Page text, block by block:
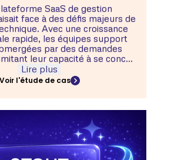
SaaS de gestion
face à des défis majeurs de
Avec une croissance
rapide, les équipes support
par des demandes
leur capacité à se conc...
Lire plus
Voir l'étude de cas